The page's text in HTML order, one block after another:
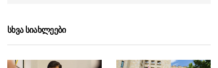
10.08 - 11:32
კონკრეტულ მაგალითებს,
რომლებზეც ირაკლი კირცხალია
არქივი ინახავს
სხვა სიახლეები